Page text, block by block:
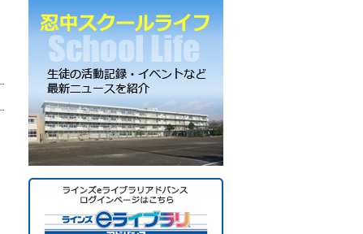
カ